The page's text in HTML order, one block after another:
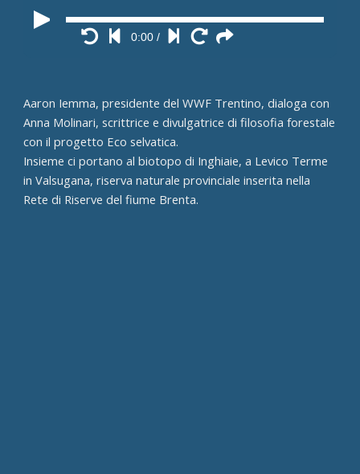
0:00 /
Aaron Iemma, presidente del WWF Trentino, dialoga con
Anna Molinari, scrittrice e divulgatrice di filosofia forestale
con il progetto Eco selvatica.
Insieme ci portano al biotopo di Inghiaie, a Levico Terme
in Valsugana, riserva naturale provinciale inserita nella
Rete di Riserve del fiume Brenta.